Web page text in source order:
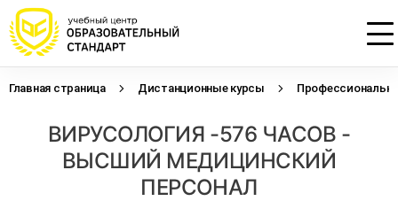
Главная страница Дистанционные курсы
ВИРУСОЛОГИЯ -576 ЧАСОВ -
ВЫСШИЙ МЕДИЦИНСКИЙ
ПЕРСОНАЛ
Оставьте свои данные, наши специалисты
свяжутся с Вами
Оставьте свои данные, наши специалисты
свяжутся с Вами
начислением баллов 14 ЗЕТ
Оставьте свои данные, наши специалисты
проконсультируют Вас